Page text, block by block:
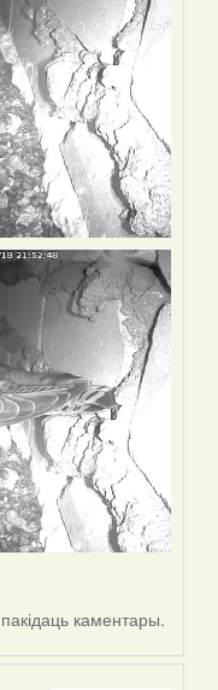
каментары.